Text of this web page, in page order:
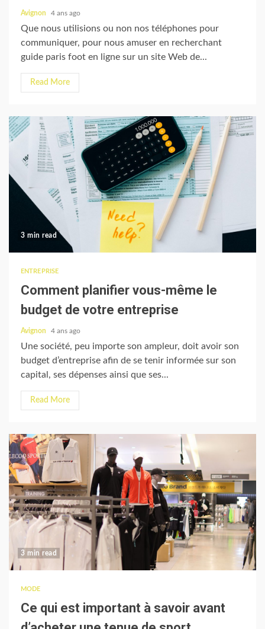
Avignon 4 ans ago
Que nous utilisions ou non nos téléphones pour
communiquer, pour nous amuser en recherchant
guide paris foot en ligne sur un site Web de...
Read More
3 min read
ENTREPRISE
Comment planifier vous-même le
budget de votre entreprise
Avignon 4 ans ago
Une société, peu importe son ampleur, doit avoir son
budget d’entreprise afin de se tenir informée sur son
capital, ses dépenses ainsi que ses...
Read More
3 min read
MODE
Ce qui est important à savoir avant